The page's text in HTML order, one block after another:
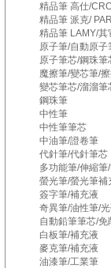
精品筆 高仕/
精品筆 派克/
精品筆 LAMY/其
原子筆/自動原子
原子筆芯/鋼珠筆
魔擦筆/變芯筆/
變芯筆芯/溜溜筆
鋼珠筆
中性筆
中性筆筆芯
中油筆/證卷筆
代針筆/代針筆芯
多功能筆/伸縮筆
螢光筆/螢光筆補
簽字筆/補充液
奇異筆/油性筆/
自動鉛筆筆芯/免
白板筆/補充液
麥克筆/補充液
油漆筆/工業筆